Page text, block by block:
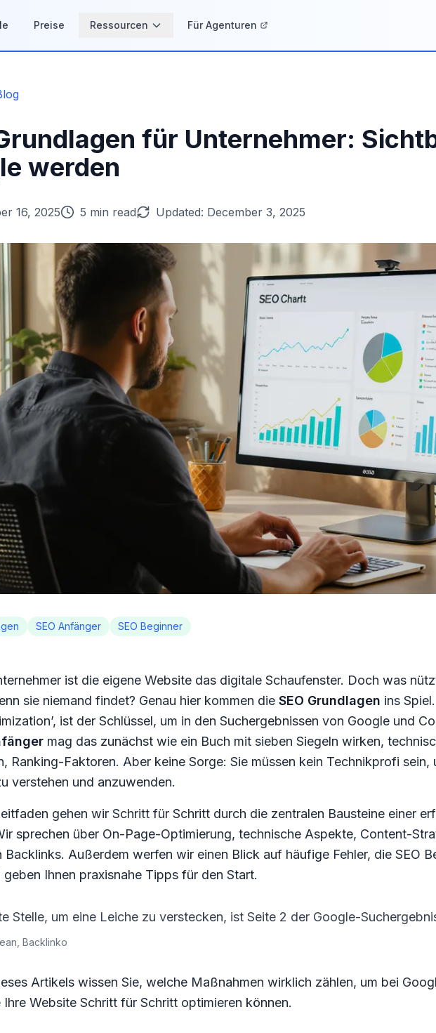
Preise Ressourcen Für Agenturen
für Unternehmer:
werden
16, 2025 5 min read Updated: December 3, 2025
SEO Anfänger SEO Beginner
ist die eigene Website das digitale Schaufenster. Doch was
sie niemand findet? Genau hier kommen die SEO Grundlagen ins
ist der Schlüssel, um in den Suchergebnissen von Google und
mag das zunächst wie ein Buch mit sieben Siegeln wirken,
Ranking-Faktoren. Aber keine Sorge: Sie müssen kein Technikprofi sein,
verstehen und anzuwenden.
gehen wir Schritt für Schritt durch die zentralen Bausteine einer
sprechen über On-Page-Optimierung, technische Aspekte, Content-
Außerdem werfen wir einen Blick auf häufige Fehler, die SEO
Ihnen praxisnahe Tipps für den Start.
Stelle, um eine Leiche zu verstecken, ist Seite 2 der Google-
Backlinko
Artikels wissen Sie, welche Maßnahmen wirklich zählen, um bei
Ihre Website Schritt für Schritt optimieren können.